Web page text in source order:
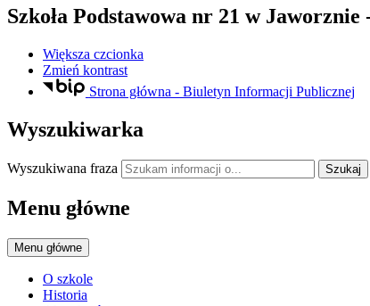
Szkoła Podstawowa nr 21 w Jaworznie
Większa czcionka
Zmień kontrast
Strona główna - Biuletyn Informacji Publicznej
Wyszukiwarka
Wyszukiwana fraza Szukaj
Menu główne
Menu główne
O szkole
Historia